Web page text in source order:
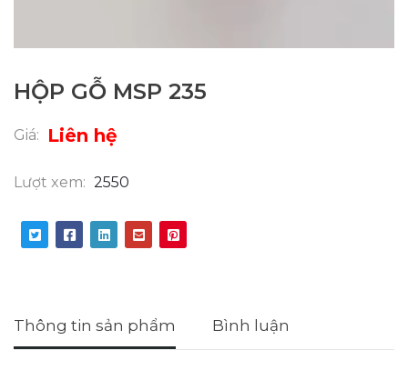
HỘP GỖ MSP 235
Giá: Liên hệ
Lượt xem: 2550
Thông tin sản phẩm Bình luận